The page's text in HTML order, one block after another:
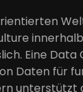
Eine
Daten für
unterstützt